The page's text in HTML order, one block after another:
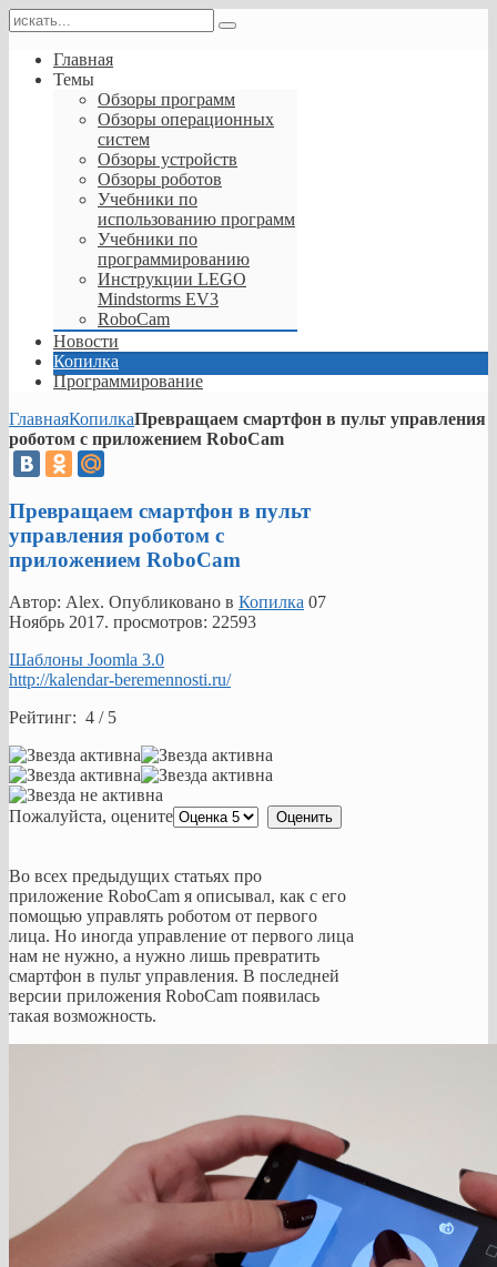
Главная
Темы
Обзоры программ
Обзоры операционных
систем
Обзоры устройств
Обзоры роботов
Учебники по
использованию программ
Учебники по
программированию
Инструкции LEGO
Mindstorms EV3
RoboCam
Новости
Копилка
Программирование
ГлавнаяКопилкаПревращаем смартфон в пульт управления
роботом с приложением RoboCam
Превращаем смартфон в пульт
управления роботом с
приложением RoboCam
Автор: Alex. Опубликовано в Копилка 07
Ноябрь 2017. просмотров: 22593
Шаблоны Joomla 3.0
http://kalendar-beremennosti.ru/
Рейтинг: 4 / 5
Пожалуйста, оцените
Во всех предыдущих статьях про
приложение RoboCam я описывал, как с его
помощью управлять роботом от первого
лица. Но иногда управление от первого лица
нам не нужно, а нужно лишь превратить
смартфон в пульт управления. В последней
версии приложения RoboCam появилась
такая возможность.